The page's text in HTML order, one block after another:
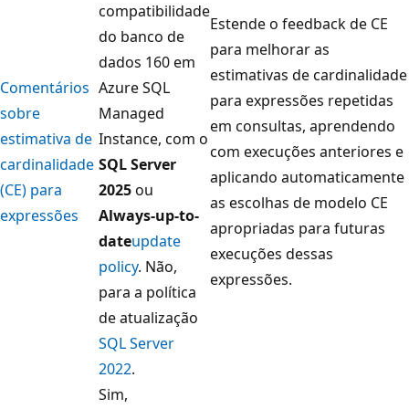
Comentários
sobre
estimativa de
cardinalidade
(CE) para
expressões
compatibilidade
do banco de
dados 160 em
Azure SQL
Managed
Instance, com o
SQL Server
2025ou
Always-up-to-
dateupdate
policy. Não,
para a política
de atualização
SQL Server
2022.
Estende o feedback de CE
para melhorar as
estimativas de cardinalidade
para expressões repetidas
em consultas, aprendendo
com execuções anteriores e
aplicando automaticamente
as escolhas de modelo CE
apropriadas para futuras
execuções dessas
expressões.
Sim,